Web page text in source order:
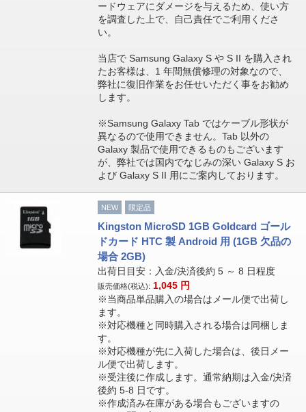
ードウェアにダメージを与えるため、使い方
を調査した上で、自己責任でご利用くださ
い。
当店で Samsung Galaxy S や S II を購入され
たお客様は、1 年間無償修理の対象なので、
弊社に復旧作業をお任せいただく事をお勧め
します。
※Samsung Galaxy Tab ではケーブル形状が
異なるので使用できません。Tab 以外の
Galaxy 製品で使用できるものもございます
が、弊社では国内でなじみの深い Galaxy S お
よび Galaxy S II 用にご案内しております。
NEW 限定品
Kingston MicroSD 1GB Goldcard ゴール
ドカード HTC 製 Android 用 (1GB 欠品の
場合 2GB)
出荷日目安：入金/決済後約 5 ～ 8 日程度
販売価格(税込): 1,045 円
※当商品単品購入の場合はメール便で出荷し
ます。
※対応機種と同時購入される場合は同梱しま
す。
※対応機種が先に入荷した場合は、後日メー
ル便で出荷します。
※受注後に作成します。通常納期は入金/決済
後約 5-8 日です。
※作成済み在庫がある場合もございますの